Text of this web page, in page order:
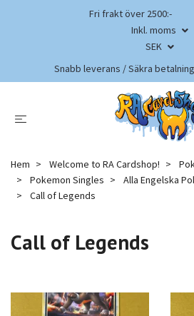
Fri frakt över 2500:-
Inkl. moms
SEK
Snabb leverans / Säkra
Hem Welcome to RA Cardshop!
Pokemon Singles
Alla Engelska
Call of Legends
Call of Legends